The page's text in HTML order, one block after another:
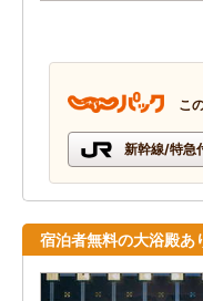
こ
新幹線/特急
宿泊者無料の大浴殿